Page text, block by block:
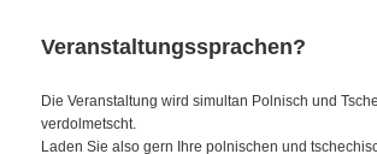
Veranstaltungssprachen?
Die Veranstaltung wird simultan Polnisch und
verdolmetscht.
Laden Sie also gern Ihre polnischen und